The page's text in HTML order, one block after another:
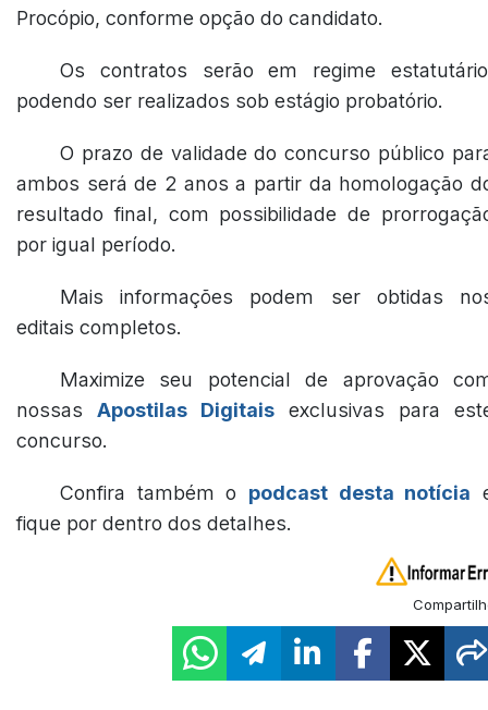
Procópio, conforme opção do candidato.
Os contratos serão em regime
podendo ser realizados sob estágio probatório.
O prazo de validade do concurso público
ambos será de 2 anos a partir da homologação
resultado final, com possibilidade de
por igual período.
Mais informações podem ser obtidas
editais completos.
Maximize seu potencial de aprovação
nossas Apostilas Digitais exclusivas para
concurso.
Confira também o podcast desta notícia
fique por dentro dos detalhes.